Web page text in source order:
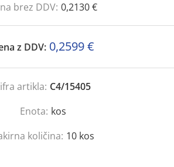
brez DDV: 0,2130 €
z DDV: 0,2599 €
artikla: C4/15405
Enota: kos
količina: 10 kos